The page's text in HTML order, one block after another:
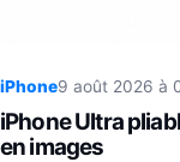
iPhone9 août 2026 à
iPhone Ultra
en images